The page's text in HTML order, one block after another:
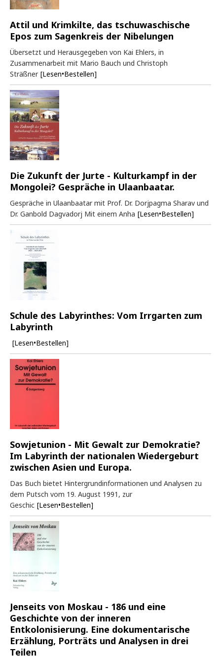
Attil und Krimkilte, das tschuwaschische
Epos zum Sagenkreis der Nibelungen
Übersetzt und Herausgegeben von Kai Ehlers, in
Zusammenarbeit mit Mario Bauch und Christoph
Sträßner [Lesen•Bestellen]
Die Zukunft der Jurte - Kulturkampf in der
Mongolei? Gespräche in Ulaanbaatar.
Gespräche in Ulaanbaatar mit Prof. Dr. Dorjpagma Sharav und
Dr. Ganbold Dagvadorj Mit einem Anha [Lesen•Bestellen]
Schule des Labyrinthes: Vom Irrgarten zum
Labyrinth
[Lesen•Bestellen]
Sowjetunion - Mit Gewalt zur Demokratie?
Im Labyrinth der nationalen Wiedergeburt
zwischen Asien und Europa.
Das Buch bietet Hintergrundinformationen und Analysen zu
dem Putsch vom 19. August 1991, zur
Geschic [Lesen•Bestellen]
Jenseits von Moskau - 186 und eine
Geschichte von der inneren
Entkolonisierung. Eine dokumentarische
Erzählung, Porträts und Analysen in drei
Teilen